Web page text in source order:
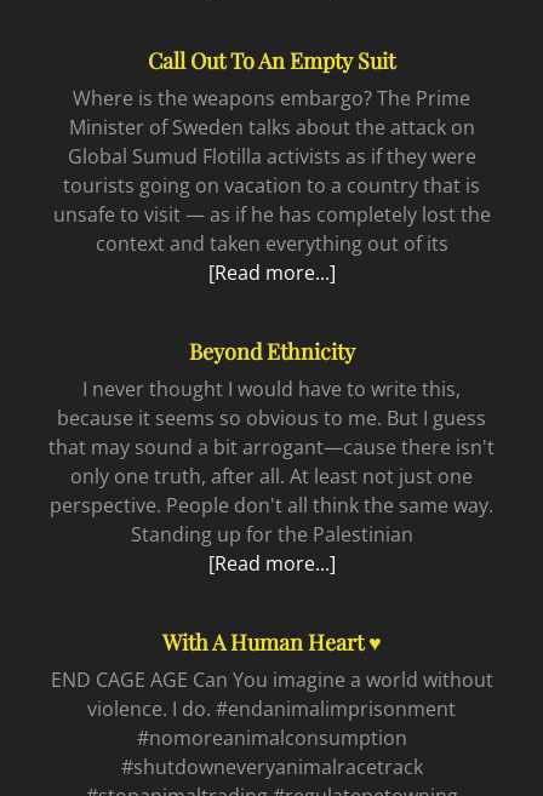
Call Out To An Empty Suit
Where is the weapons embargo? The Prime
Minister of Sweden talks about the attack on
Global Sumud Flotilla activists as if they were
tourists going on vacation to a country that is
unsafe to visit — as if he has completely lost the
context and taken everything out of its
[Read more...]Call
an
Empty
Suit
Beyond Ethnicity
I never thought I would have to write this,
because it seems so obvious to me. But I guess
that may sound a bit arrogant—cause there isn't
only one truth, after all. At least not just one
perspective. People don't all think the same way.
Standing up for the Palestinian
[Read more...]Beyond
With A Human Heart ♥
END CAGE AGE Can You imagine a world without
violence. I do. #endanimalimprisonment
#nomoreanimalconsumption
#shutdowneveryanimalracetrack